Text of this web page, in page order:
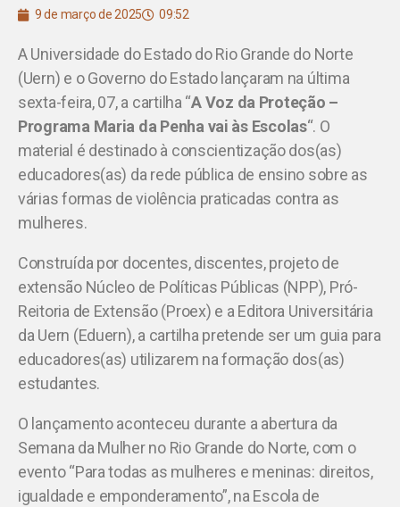
9 de março de 2025 09:52
A Universidade do Estado do Rio Grande do Norte
(Uern) e o Governo do Estado lançaram na última
sexta-feira, 07, a cartilha “A Voz da Proteção –
Programa Maria da Penha vai às Escolas“. O
material é destinado à conscientização dos(as)
educadores(as) da rede pública de ensino sobre as
várias formas de violência praticadas contra as
mulheres.
Construída por docentes, discentes, projeto de
extensão Núcleo de Políticas Públicas (NPP), Pró-
Reitoria de Extensão (Proex) e a Editora Universitária
da Uern (Eduern), a cartilha pretende ser um guia para
educadores(as) utilizarem na formação dos(as)
estudantes.
O lançamento aconteceu durante a abertura da
Semana da Mulher no Rio Grande do Norte, com o
evento “Para todas as mulheres e meninas: direitos,
igualdade e emponderamento”, na Escola de